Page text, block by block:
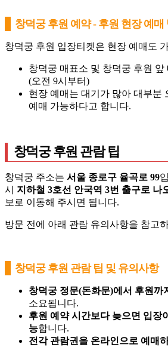
창덕궁 후원 예약 - 후원 현장 예매
창덕궁 후원 입장티켓은 현장 예매도
창덕궁 매표소 및 창덕궁 후원
(오전 9시부터)
현장 예매는 대기가 많아 대부분
예매 가능하다고 합니다.
창덕궁 후원 관람 팁
창덕궁 주소는 서울 종로구 율곡로 99
시 지하철 3호선 안국역 3번 출구로 나
보로 이동해 주시면 됩니다.
방문 전에 아래 관람 유의사항을 참고
창덕궁 후원 관람 팁 및 유의사항
창덕궁 정문(돈화문)에서 후원까
소요됩니다.
후원 예약 시간보다 늦으면 입장
능합니다.
전각 관람권을 온라인으로 예매